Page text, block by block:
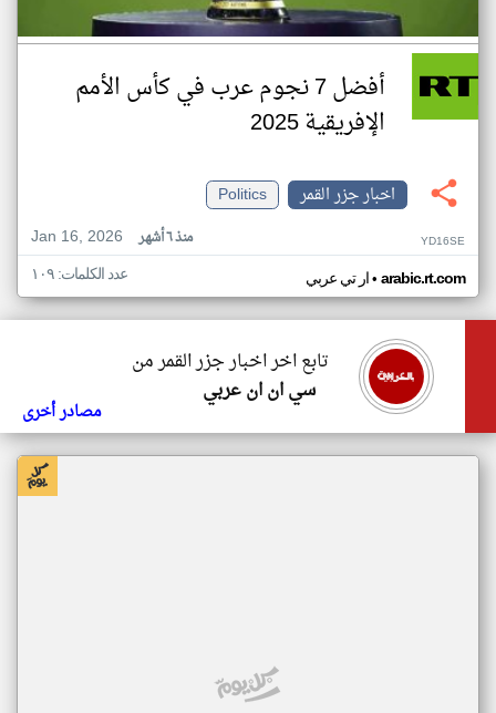
أفضل 7 نجوم عرب في كأس الأمم
الإفريقية 2025
اخبار جزر القمر
Politics
Jan 16, 2026
منذ ٦ أشهر YD16SE
ار تي عربي• arabic.rt.com عدد الكلمات: ١٠٩
تابع اخر اخبار جزر القمر من
سي ان ان عربي
مصادر أخرى